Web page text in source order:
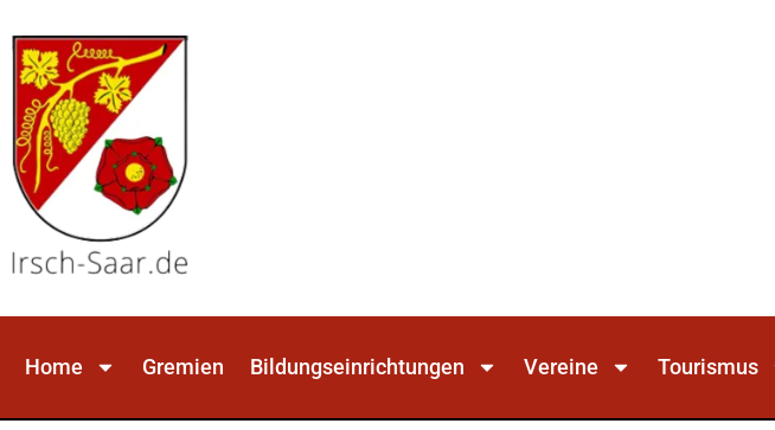
Home Gremien Bildungseinrichtungen Vereine Tourismus